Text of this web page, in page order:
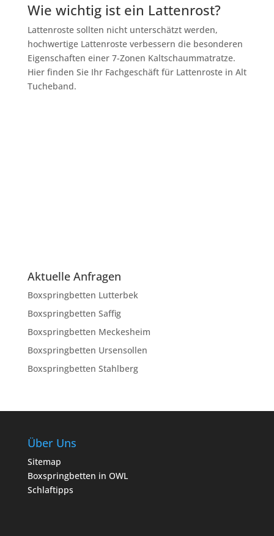
Wie wichtig ist ein Lattenrost?
Lattenroste sollten nicht unterschätzt werden,
hochwertige Lattenroste verbessern die besonderen
Eigenschaften einer 7-Zonen Kaltschaummatratze.
Hier finden Sie Ihr Fachgeschäft für Lattenroste in Alt
Tucheband.
Aktuelle Anfragen
Boxspringbetten Lutterbek
Boxspringbetten Saffig
Boxspringbetten Meckesheim
Boxspringbetten Ursensollen
Boxspringbetten Stahlberg
Über Uns
Sitemap
Boxspringbetten in OWL
Schlaftipps